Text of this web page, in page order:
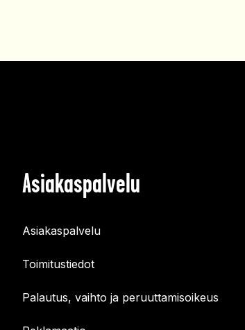
Asiakaspalvelu
Asiakaspalvelu
Toimitustiedot
Palautus, vaihto ja peruuttamisoikeus